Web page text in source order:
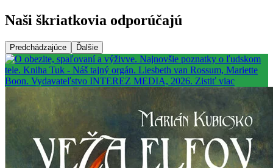
Naši škriatkovia odporúčajú
Predchádzajúce Ďalšie